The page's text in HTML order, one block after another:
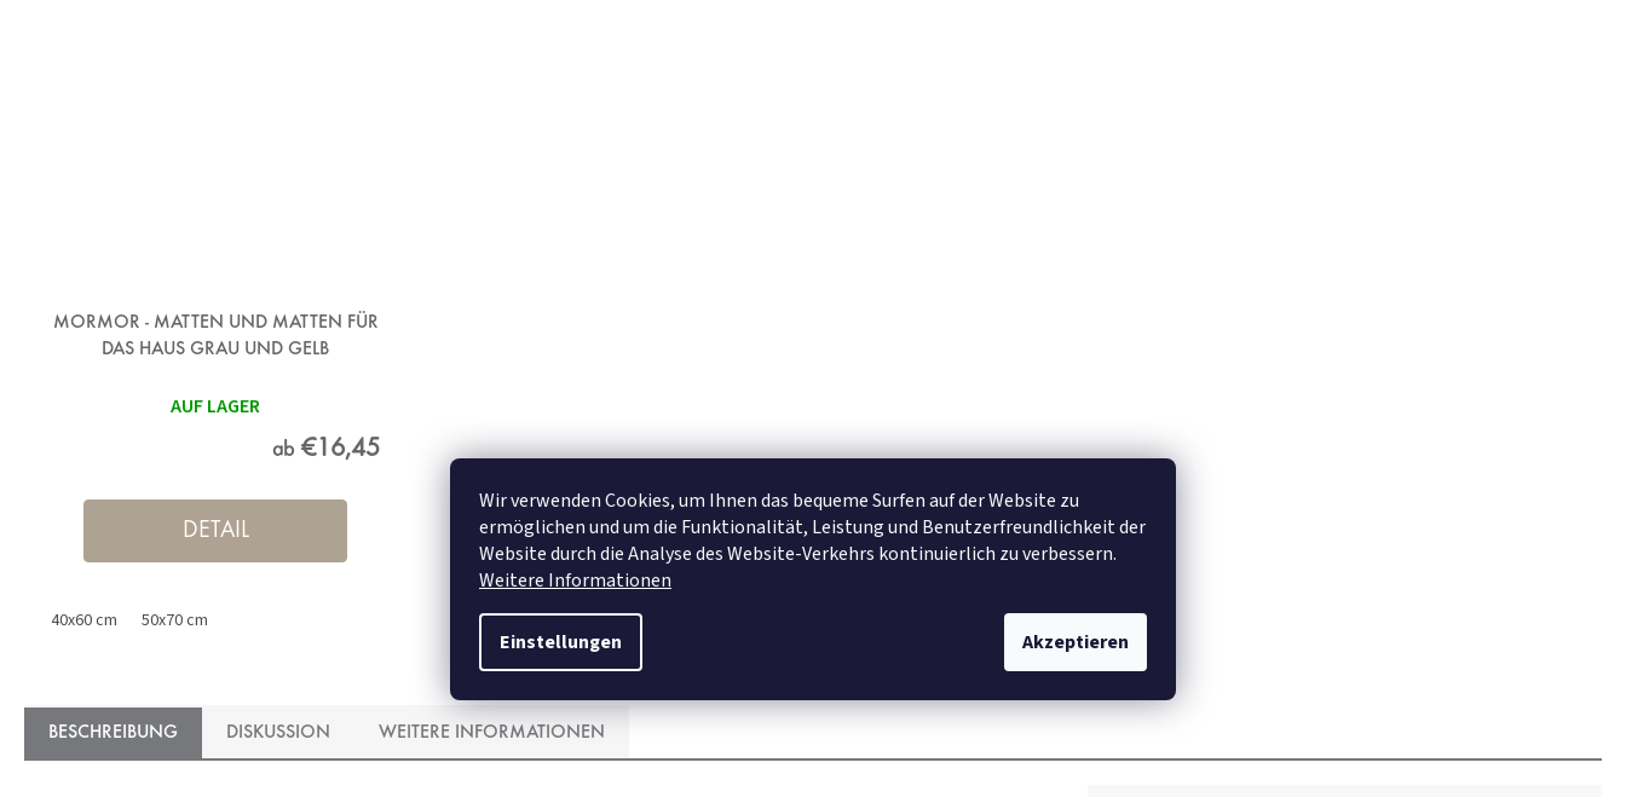
Wir verwenden Cookies, um Ihnen das bequeme Surfen auf der Website zu
ermöglichen und um die Funktionalität, Leistung und Benutzerfreundlichkeit der
Website durch die Analyse des Website-Verkehrs kontinuierlich zu verbessern.
Weitere Informationen
Einstellungen Akzeptieren
MORMOR - MATTEN UND MATTEN FÜR
DAS HAUS GRAU UND GELB
AUF LAGER
ab €16,45
DETAIL
40x60 cm 50x70 cm
BESCHREIBUNG DISKUSSION WEITERE INFORMATIONEN